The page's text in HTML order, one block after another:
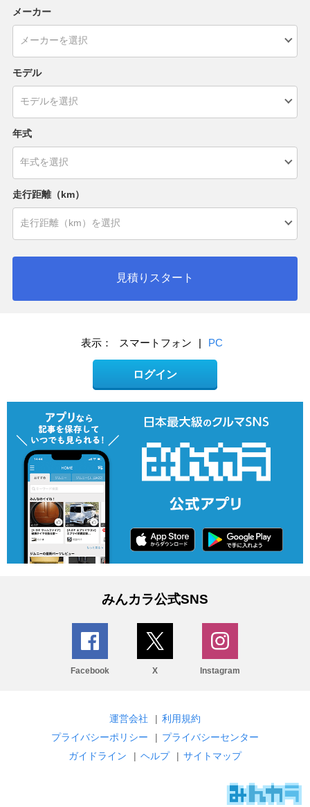
メーカー
モデル
年式
走行距離（km）
見積りスタート
表示： スマートフォン | PC
ログイン
みんカラ公式SNS
Facebook X Instagram
運営会社 | 利用規約
プライバシーポリシー
| プライバシーセンター
ガイドライン
| ヘルプ | サイトマップ